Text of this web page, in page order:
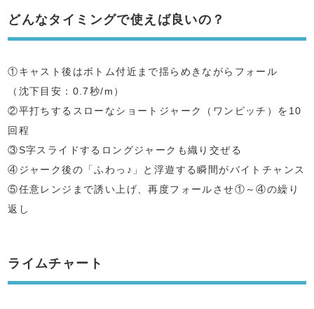
どんなタイミングで使えば良いの？
①キャスト後はボトム付近まで揺らめきながらフォール
（沈下目安：0.7秒/m）
②平打ちするスローなショートジャーク（ワンピッチ）を10
回程
③S字スライドするロングジャークも織り交ぜる
④ジャーク後の「ふわっ♪」と浮遊する瞬間がバイトチャンス
⑤任意レンジまで誘い上げ、再度フォールさせ①～④の繰り
返し
ライムチャート